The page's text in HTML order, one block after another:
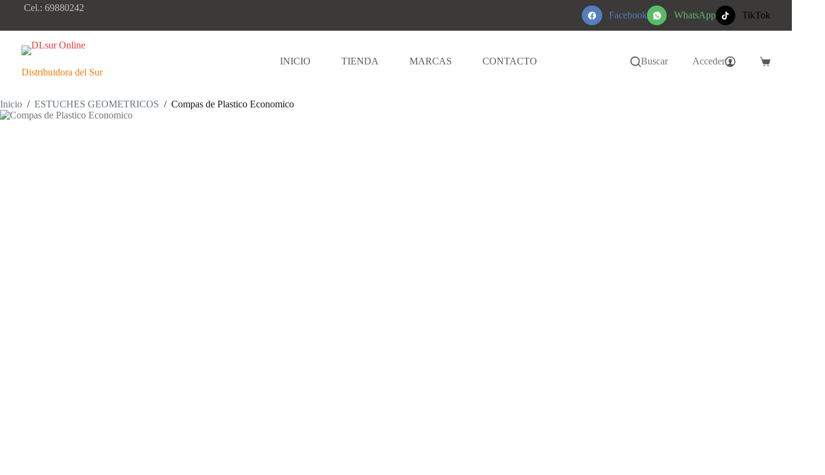
Cel.: 69880242
Facebook WhatsApp TikTok
Distribuidora del Sur
INICIO TIENDA MARCAS CONTACTO Buscar Acceder
Carro
Inicio / ESTUCHES GEOMETRICOS / Compas de Plastico Economico